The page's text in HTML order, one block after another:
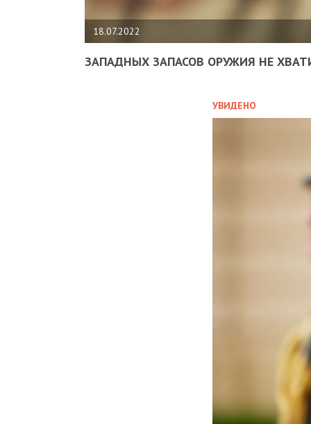
18.07.2022
ЗАПАДНЫХ ЗАПАСОВ ОРУЖИЯ НЕ
УВИДЕНО